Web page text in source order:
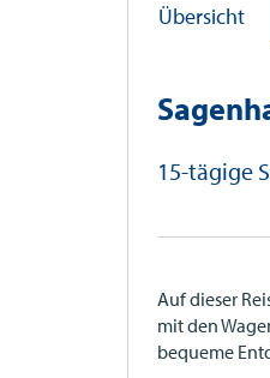
Übersicht
15-tägige
Auf dieser
mit den
bequeme